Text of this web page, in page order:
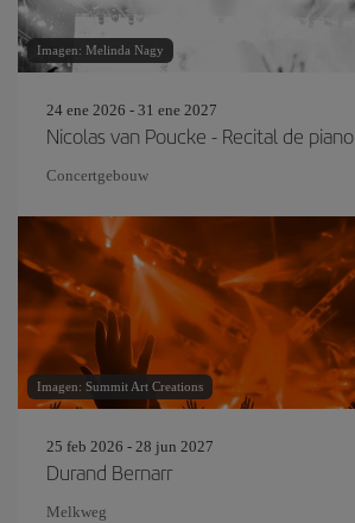
Imagen: Melinda Nagy
24 ene 2026 - 31 ene 2027
Nicolas van Poucke - Recital de piano
Concertgebouw
Imagen: Summit Art Creations
25 feb 2026 - 28 jun 2027
Durand Bernarr
Melkweg